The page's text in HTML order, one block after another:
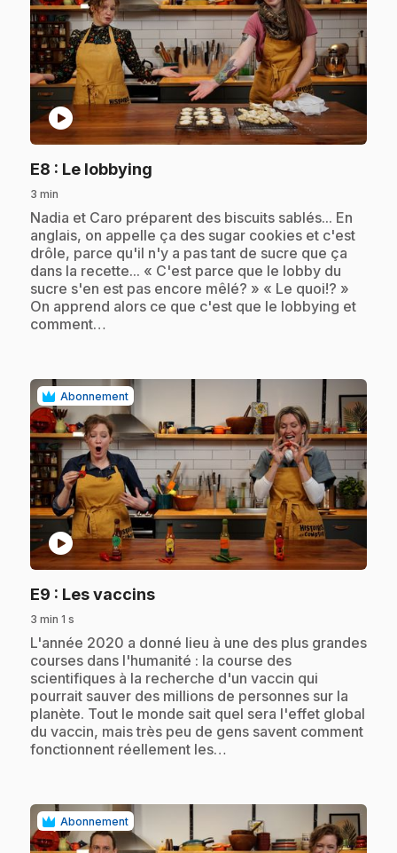
play_circle
E8 : Le lobbying
3 min
.Nadia et Caro préparent des biscuits sablés... En
anglais, on appelle ça des sugar cookies et c'est
drôle, parce qu'il n'y a pas tant de sucre que ça
dans la recette... « C'est parce que le lobby du
sucre s'en est pas encore mêlé? » « Le quoi!? »
On apprend alors ce que c'est que le lobbying et
comment…
Abonnement
play_circle
E9 : Les vaccins.
3 min 1 s
.L'année 2020 a donné lieu à une des plus grandes
courses dans l'humanité : la course des
scientifiques à la recherche d'un vaccin qui
pourrait sauver des millions de personnes sur la
planète. Tout le monde sait quel sera l'effet global
du vaccin, mais très peu de gens savent comment
fonctionnent réellement les…
Abonnement